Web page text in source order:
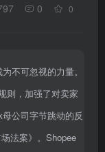
0 0
不可忽视的力量。
则，加强了对卖家
公司字节跳动的反
法案》。 Shopee